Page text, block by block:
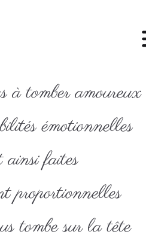
à tomber amoureux
émotionnelles
faites
proportionnelles
tombe sur la tête